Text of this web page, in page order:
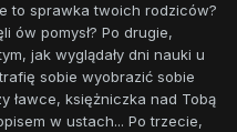
to sprawka twoich rodziców?
ów pomysł? Po drugie,
jak wyglądały dni nauki u
sobie wyobrazić sobie
ławce, księżniczka nad Tobą
w ustach... Po trzecie,